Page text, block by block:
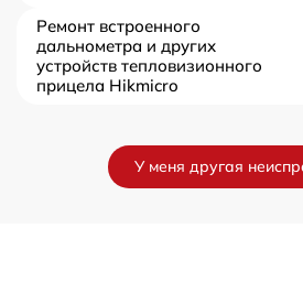
Ремонт встроенного
дальнометра и других
устройств тепловизионного
прицела Hikmicro
У меня другая